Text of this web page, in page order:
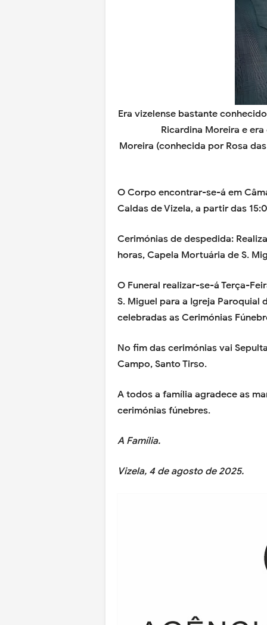
Era vizelense bastante
Ricardina Moreira e
Moreira (conhecida por Rosa
O Corpo encontrar-se-á em
Caldas de Vizela, a partir das
Cerimónias de despedida:
horas, Capela Mortuária de S.
O Funeral realizar-se-á Terça-
S. Miguel para a Igreja Paroquial
celebradas as Cerimónias
No fim das cerimónias vai
Campo, Santo Tirso.
A todos a família agradece as
cerimónias fúnebres.
A Família.
Vizela, 4 de agosto de 2025.